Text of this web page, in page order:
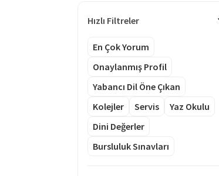
Hızlı Filtreler
En Çok Yorum
Onaylanmış Profil
Yabancı Dil Öne Çıkan
Kolejler
Servis
Yaz Okulu
Dini Değerler
Bursluluk Sınavları